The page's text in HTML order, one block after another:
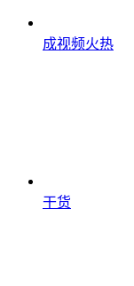
成视频火热
干货